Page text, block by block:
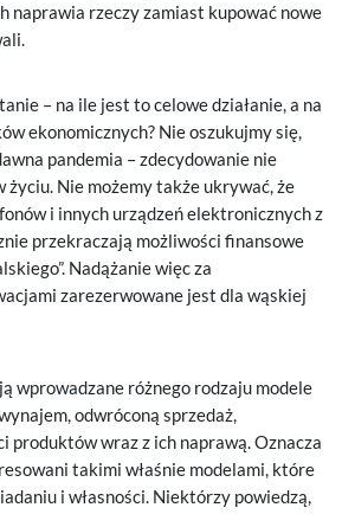
naprawia rzeczy zamiast kupować nowe
– na ile jest to celowe działanie, a na
ekonomicznych? Nie oszukujmy się,
pandemia – zdecydowanie nie
życiu. Nie możemy także ukrywać, że
i innych urządzeń elektronicznych z
przekraczają możliwości finansowe
Nadążanie więc za
zarezerwowane jest dla wąskiej
wprowadzane różnego rodzaju modele
odwróconą sprzedaż,
produktów wraz z ich naprawą. Oznacza
takimi właśnie modelami, które
i własności. Niektórzy powiedzą,